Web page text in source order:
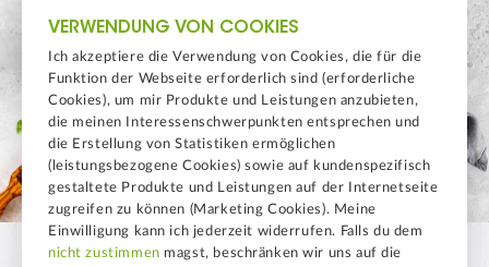
VERWENDUNG VON COOKIES
Ich akzeptiere die Verwendung von Cookies, die für die
Funktion der Webseite erforderlich sind (erforderliche
Cookies), um mir Produkte und Leistungen anzubieten,
die meinen Interessenschwerpunkten entsprechen und
die Erstellung von Statistiken ermöglichen
(leistungsbezogene Cookies) sowie auf kundenspezifisch
gestaltete Produkte und Leistungen auf der Internetseite
zugreifen zu können (Marketing Cookies). Meine
Einwilligung kann ich jederzeit widerrufen. Falls du dem
nicht zustimmen magst, beschränken wir uns auf die